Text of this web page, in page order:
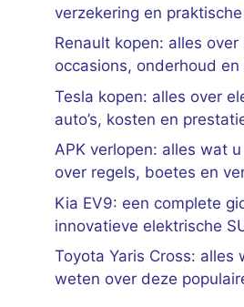
verzekering en
Renault kopen: alles over
occasions, onderhoud en
Tesla kopen: alles over
auto’s, kosten en
APK verlopen: alles wat
over regels, boetes en
Kia EV9: een complete
innovatieve elektrische
Toyota Yaris Cross: alles
weten over deze